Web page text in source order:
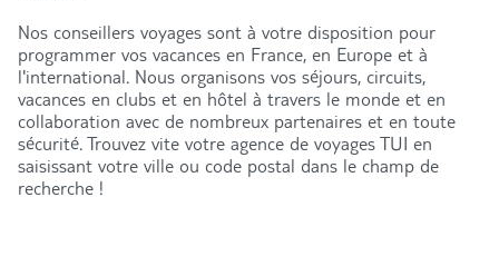
Nos conseillers voyages sont à votre disposition pour
programmer vos vacances en France, en Europe et à
l'international. Nous organisons vos séjours, circuits,
vacances en clubs et en hôtel à travers le monde et en
collaboration avec de nombreux partenaires et en toute
sécurité. Trouvez vite votre agence de voyages TUI en
saisissant votre ville ou code postal dans le champ de
recherche !